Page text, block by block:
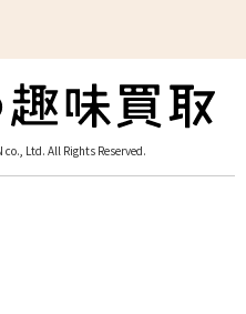
Ltd. All Rights Reserved.